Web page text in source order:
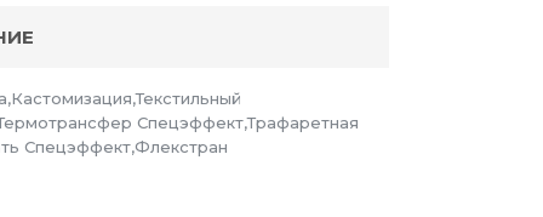
Спецэффект,Трафаретная
Спецэффект,Флекстран